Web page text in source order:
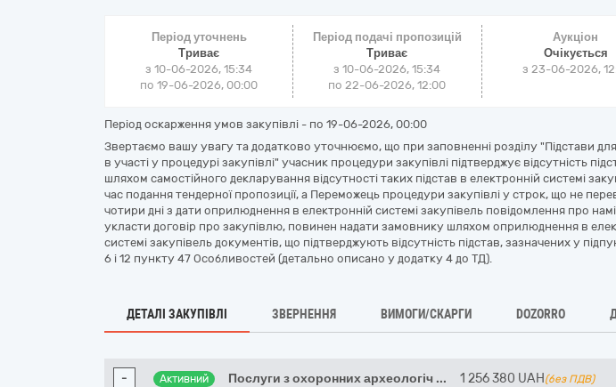
Період уточнень
Триває
з 10-06-2026, 15:34
по 19-06-2026, 00:00
Період подачі пропозицій
Триває
з 10-06-2026, 15:34
по 22-06-2026, 12:00
Аукціон
Очікується
з 23-06-2026,
Період оскарження умов закупівлі - по 19-06-2026, 00:00
Звертаємо вашу увагу та додатково уточнюємо, що при заповненні розділу "Підстави
в участі у процедурі закупівлі" учасник процедури закупівлі підтверджує відсутність
шляхом самостійного декларування відсутності таких підстав в електронній системі
час подання тендерної пропозиції, а Переможець процедури закупівлі у строк, що не
чотири дні з дати оприлюднення в електронній системі закупівель повідомлення про
укласти договір про закупівлю, повинен надати замовнику шляхом оприлюднення в
системі закупівель документів, що підтверджують відсутність підстав, зазначених у
6 і 12 пункту 47 Особливостей (детально описано у додатку 4 до ТД).
ДЕТАЛІ ЗАКУПІВЛІ ЗВЕРНЕННЯ ВИМОГИ/СКАРГИ DOZORRO
- Активний Послуги з охоронних археологіч ... 1 256 380 UAH (без ПДВ)